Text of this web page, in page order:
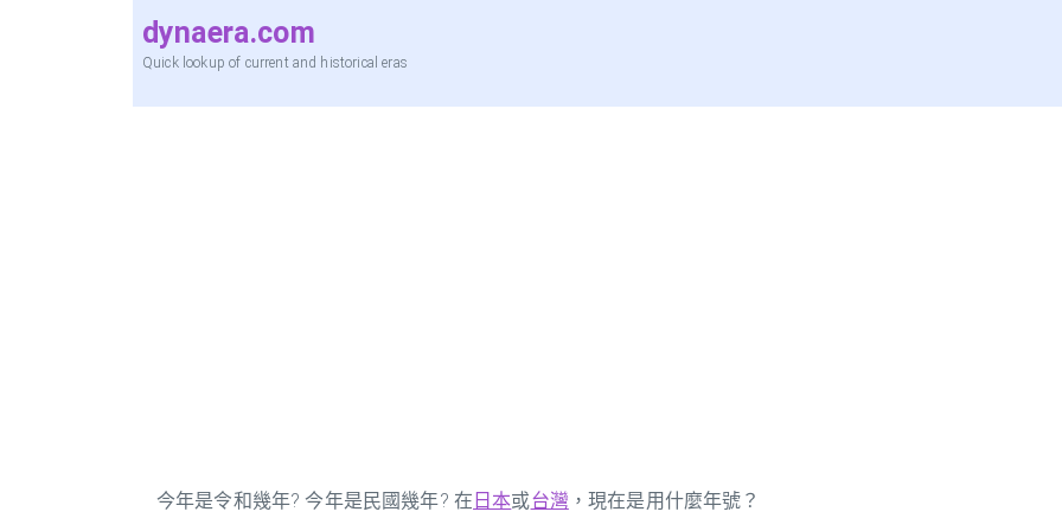
dynaera.com
Quick lookup of current and historical eras
今年是令和幾年? 今年是民國幾年? 在 日本或台灣 ，現在是用什麼年號？